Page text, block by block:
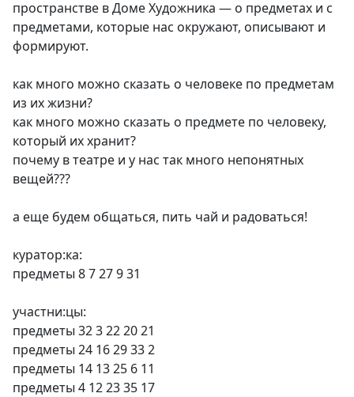
пространстве в Доме Художника — о предметах и с
предметами, которые нас окружают, описывают и
формируют.
как много можно сказать о человеке по предметам
из их жизни?
как много можно сказать о предмете по человеку,
который их хранит?
почему в театре и у нас так много непонятных
вещей???
а еще будем общаться, пить чай и радоваться!
куратор:ка:
предметы 8 7 27 9 31
участни:цы:
предметы 32 3 22 20 21
предметы 24 16 29 33 2
предметы 14 13 25 6 11
предметы 4 12 23 35 17